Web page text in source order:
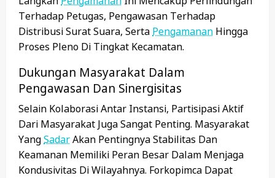
Terhadap Petugas, Pengawasan Terhadap
Distribusi Surat Suara, Serta Pengamanan Hingga
Proses Pleno Di Tingkat Kecamatan.
Dukungan Masyarakat Dalam
Pengawasan Dan Sinergisitas
Selain Kolaborasi Antar Instansi, Partisipasi Aktif
Dari Masyarakat Juga Sangat Penting. Masyarakat
YangSadarAkan Pentingnya Stabilitas Dan
Keamanan Memiliki Peran Besar Dalam Menjaga
Kondusivitas Di Wilayahnya. Forkopimca Dapat